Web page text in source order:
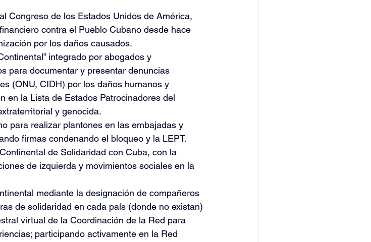
Congreso de los Estados Unidos de América,
contra el Pueblo Cubano desde hace
por los daños causados.
integrado por abogados y
para documentar y presentar denuncias
(ONU, CIDH) por los daños humanos y
en la Lista de Estados Patrocinadores del
y genocida.
para realizar plantones en las embajadas y
firmas condenando el bloqueo y la LEPT.
de Solidaridad con Cuba, con la
de izquierda y movimientos sociales en la
mediante la designación de compañeros
de solidaridad en cada país (donde no existan)
virtual de la Coordinación de la Red para
participando activamente en la Red